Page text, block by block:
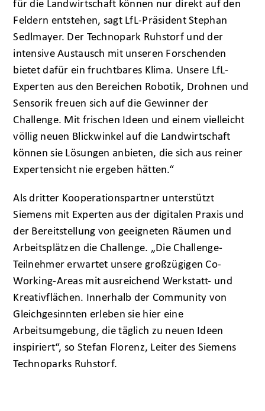
für die Landwirtschaft können nur direkt auf den
Feldern entstehen, sagt LfL-Präsident Stephan
Sedlmayer. Der Technopark Ruhstorf und der
intensive Austausch mit unseren Forschenden
bietet dafür ein fruchtbares Klima. Unsere LfL-
Experten aus den Bereichen Robotik, Drohnen und
Sensorik freuen sich auf die Gewinner der
Challenge. Mit frischen Ideen und einem vielleicht
völlig neuen Blickwinkel auf die Landwirtschaft
können sie Lösungen anbieten, die sich aus reiner
Expertensicht nie ergeben hätten.“
Als dritter Kooperationspartner unterstützt
Siemens mit Experten aus der digitalen Praxis und
der Bereitstellung von geeigneten Räumen und
Arbeitsplätzen die Challenge. „Die Challenge-
Teilnehmer erwartet unsere großzügigen Co-
Working-Areas mit ausreichend Werkstatt- und
Kreativflächen. Innerhalb der Community von
Gleichgesinnten erleben sie hier eine
Arbeitsumgebung, die täglich zu neuen Ideen
inspiriert“, so Stefan Florenz, Leiter des Siemens
Technoparks Ruhstorf.